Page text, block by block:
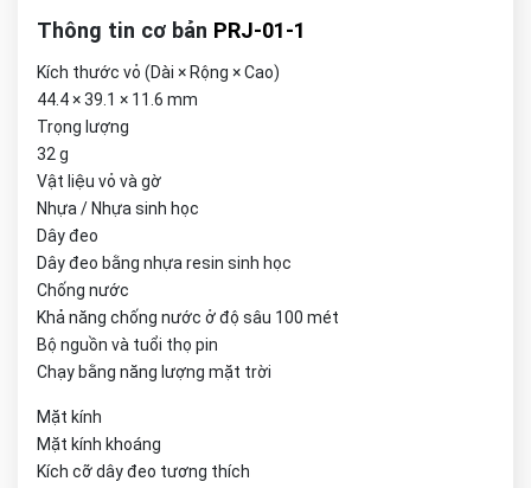
Thông tin cơ bản PRJ-01-1
Kích thước vỏ (Dài × Rộng × Cao)
44.4 × 39.1 × 11.6 mm
Trọng lượng
32 g
Vật liệu vỏ và gờ
Nhựa / Nhựa sinh học
Dây đeo
Dây đeo bằng nhựa resin sinh học
Chống nước
Khả năng chống nước ở độ sâu 100 mét
Bộ nguồn và tuổi thọ pin
Chạy bằng năng lượng mặt trời
Mặt kính
Mặt kính khoáng
Kích cỡ dây đeo tương thích